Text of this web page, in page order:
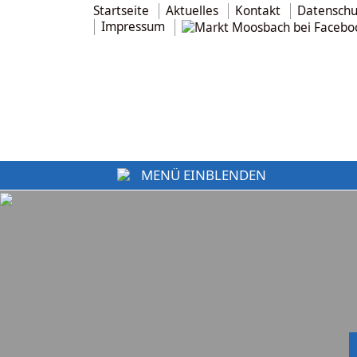
Startseite Aktuelles Kontakt
Impressum
MENÜ EINBLENDEN